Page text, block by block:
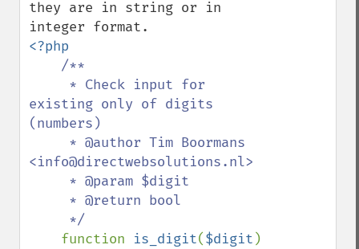
they are in string or in
<?php
/**
existing only of digits
(numbers)
<info@directwebsolutions.nl>
function is_digit($digit )